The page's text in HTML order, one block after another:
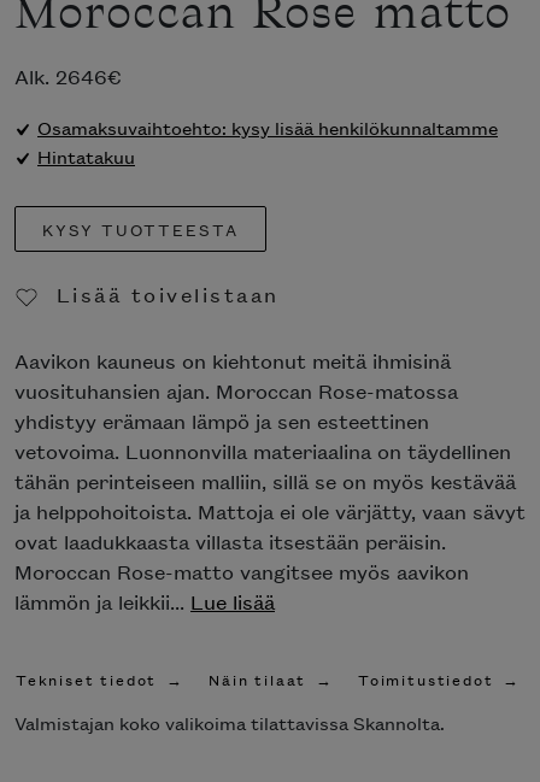
Moroccan Rose matto
Alk. 2646€
Osamaksuvaihtoehto: kysy lisää henkilökunnaltamme
Hintatakuu
KYSY TUOTTEESTA
Lisää toivelistaan
Aavikon kauneus on kiehtonut meitä ihmisinä
vuosituhansien ajan. Moroccan Rose-matossa
yhdistyy erämaan lämpö ja sen esteettinen
vetovoima. Luonnonvilla materiaalina on täydellinen
tähän perinteiseen malliin, sillä se on myös kestävää
ja helppohoitoista. Mattoja ei ole värjätty, vaan sävyt
ovat laadukkaasta villasta itsestään peräisin.
Moroccan Rose-matto vangitsee myös aavikon
lämmön ja leikkii... Lue lisää
Tekniset tiedot Näin tilaat Toimitustiedot
Valmistajan koko valikoima tilattavissa Skannolta.